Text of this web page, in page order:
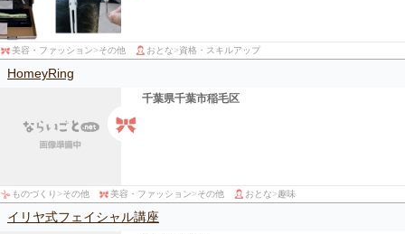
美容・ファッション>その他 おとな>資格・スキルアップ
HomeyRing
千葉県千葉市稲毛区
ものづくり >その他 美容・ファッション>その他 おとな>趣味
イリヤ式フェイシャル講座